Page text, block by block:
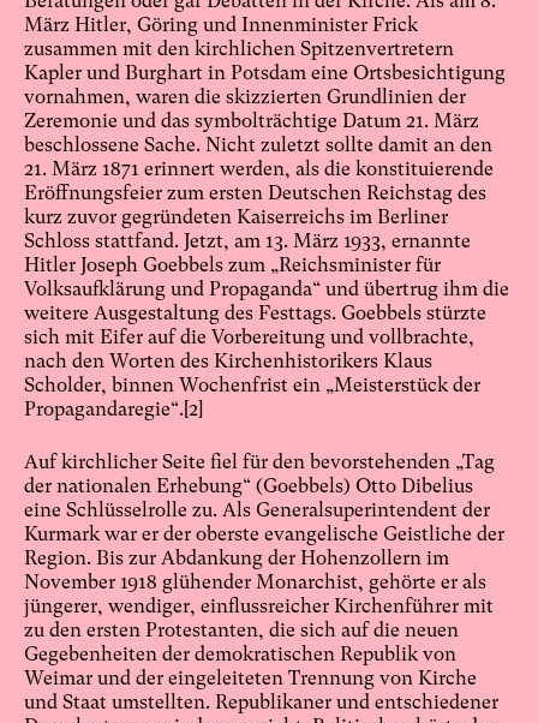
März Hitler, Göring und Innenminister Frick
zusammen mit den kirchlichen Spitzenvertretern
Kapler und Burghart in Potsdam eine Ortsbesichtigung
vornahmen, waren die skizzierten Grundlinien der
Zeremonie und das symbolträchtige Datum 21. März
beschlossene Sache. Nicht zuletzt sollte damit an den
21. März 1871 erinnert werden, als die konstituierende
Eröffnungsfeier zum ersten Deutschen Reichstag des
kurz zuvor gegründeten Kaiserreichs im Berliner
Schloss stattfand. Jetzt, am 13. März 1933, ernannte
Hitler Joseph Goebbels zum „Reichsminister für
Volksaufklärung und Propaganda“ und übertrug ihm die
weitere Ausgestaltung des Festtags. Goebbels stürzte
sich mit Eifer auf die Vorbereitung und vollbrachte,
nach den Worten des Kirchenhistorikers Klaus
Scholder, binnen Wochenfrist ein „Meisterstück der
Propagandaregie“. [2]
Auf kirchlicher Seite fiel für den bevorstehenden „Tag
der nationalen Erhebung“ (Goebbels) Otto Dibelius
eine Schlüsselrolle zu. Als Generalsuperintendent der
Kurmark war er der oberste evangelische Geistliche der
Region. Bis zur Abdankung der Hohenzollern im
November 1918 glühender Monarchist, gehörte er als
jüngerer, wendiger, einflussreicher Kirchenführer mit
zu den ersten Protestanten, die sich auf die neuen
Gegebenheiten der demokratischen Republik von
Weimar und der eingeleiteten Trennung von Kirche
und Staat umstellten. Republikaner und entschiedener